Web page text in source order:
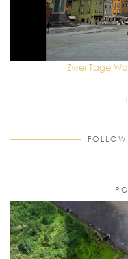
Zwei Tage